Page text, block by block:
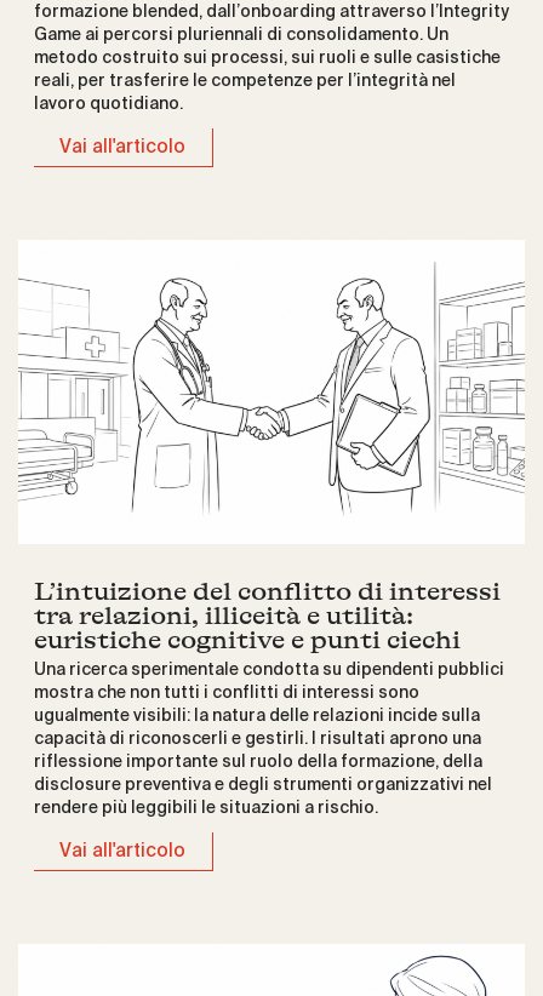
formazione blended, dall’onboarding attraverso l’Integrity
Game ai percorsi pluriennali di consolidamento. Un
metodo costruito sui processi, sui ruoli e sulle casistiche
reali, per trasferire le competenze per l’integrità nel
lavoro quotidiano.
Vai all'articolo
L’intuizione del conflitto di interessi
tra relazioni, illiceità e utilità:
euristiche cognitive e punti ciechi
Una ricerca sperimentale condotta su dipendenti pubblici
mostra che non tutti i conflitti di interessi sono
ugualmente visibili: la natura delle relazioni incide sulla
capacità di riconoscerli e gestirli. I risultati aprono una
riflessione importante sul ruolo della formazione, della
disclosure preventiva e degli strumenti organizzativi nel
rendere più leggibili le situazioni a rischio.
Vai all'articolo